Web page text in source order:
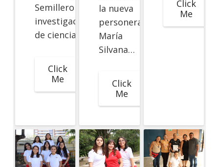
Semillero de
investigación
de ciencias…
Click
Me
la nueva
personera es
María
Silvana…
Click
Me
Click
Me